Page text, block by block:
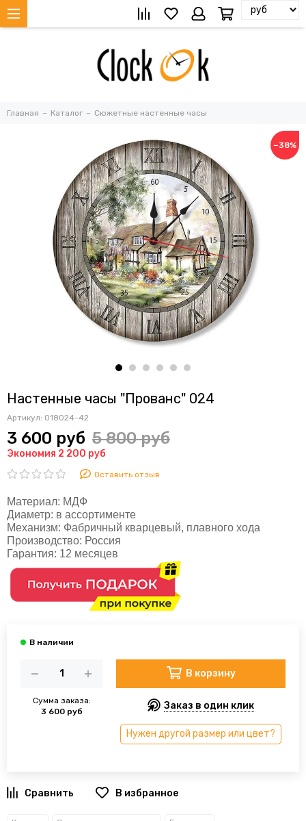
Главная Каталог Сюжетные настенные часы
−38%
Настенные часы "Прованс" 024
Артикул: 018024-42
3 600 руб 5 800 руб
Экономия 2 200 руб
Оставить отзыв
Материал: МДФ
Диаметр: в ассортименте
Механизм: Фабричный кварцевый, плавного хода
Производство: Россия
Гарантия: 12 месяцев
Сумма заказа:
3 600 руб
В корзину
Заказ в один клик
Нужен другой размер или цвет?
В избранное